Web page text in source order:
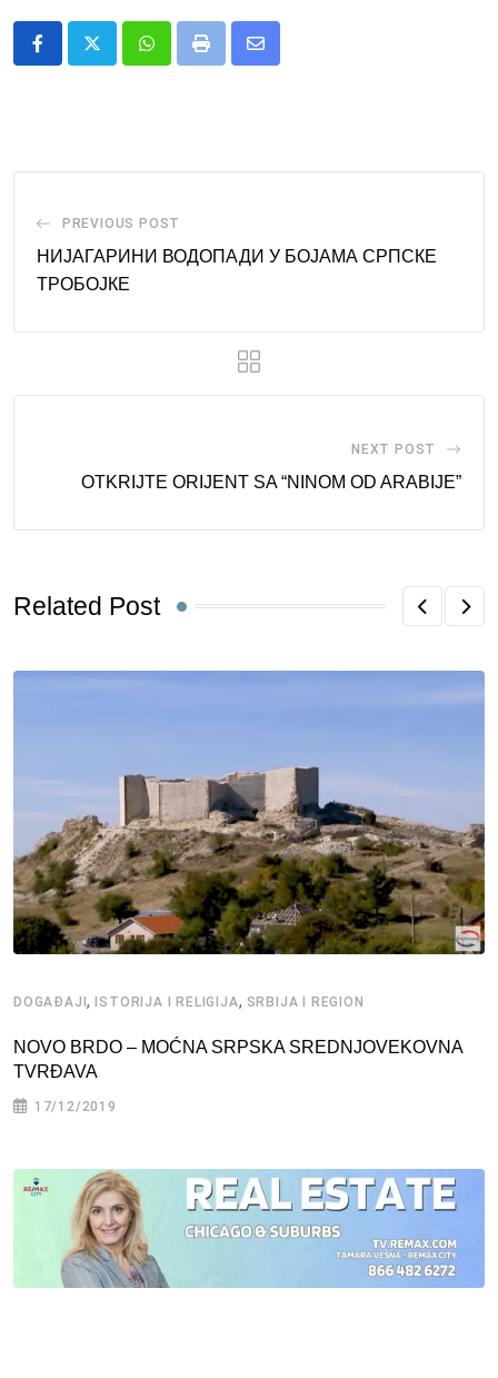
WhatsappPrint
Share
PREVIOUS POST
НИЈАГАРИНИ ВОДОПАДИ У БОЈАМА СРПСКЕ
ТРОБОЈКЕ
NEXT POST
OTKRIJTE ORIJENT SA “NINOM OD ARABIJE”
Related Post
DOGAĐAJI, ISTORIJA I RELIGIJA, SRBIJA I REGION
NOVO BRDO – MOĆNA SRPSKA SREDNJOVEKOVNA
TVRĐAVA
17/12/2019